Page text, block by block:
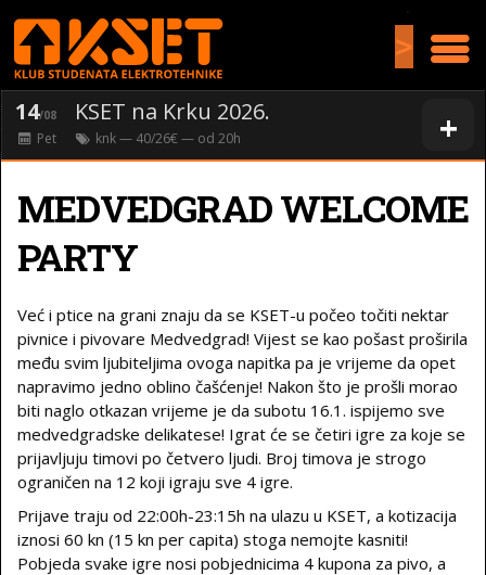
>
+
14/08 KSET na Krku 2026.
Pet knk— 40/26€ — od 20h
MEDVEDGRAD WELCOME
PARTY
Već i ptice na grani znaju da se KSET-u počeo točiti nektar
pivnice i pivovare Medvedgrad! Vijest se kao pošast proširila
među svim ljubiteljima ovoga napitka pa je vrijeme da opet
napravimo jedno oblino čašćenje! Nakon što je prošli morao
biti naglo otkazan vrijeme je da subotu 16.1. ispijemo sve
medvedgradske delikatese! Igrat će se četiri igre za koje se
prijavljuju timovi po četvero ljudi. Broj timova je strogo
ograničen na 12 koji igraju sve 4 igre.
Prijave traju od 22:00h-23:15h na ulazu u KSET, a kotizacija
iznosi 60 kn (15 kn per capita) stoga nemojte kasniti!
Pobjeda svake igre nosi pobjednicima 4 kupona za pivo, a